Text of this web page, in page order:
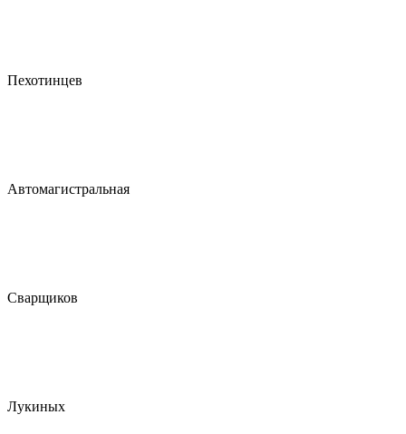
Пехотинцев
Автомагистральная
Сварщиков
Лукиных